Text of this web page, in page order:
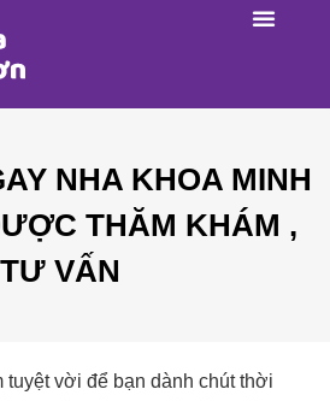
NHA KHOA MINH
THĂM KHÁM ,
TƯ VẤN
vời để bạn dành chút thời